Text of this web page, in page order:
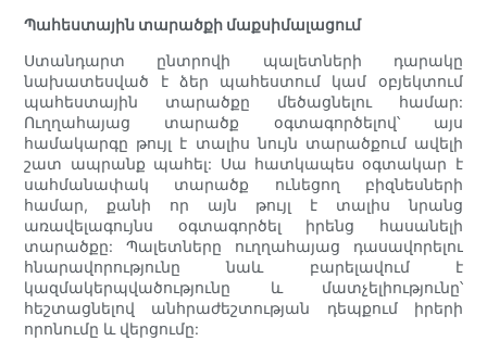
Պահեստային տարածքի մաքսիմալացում
Ստանդարտ ընտրովի պալետների դարակը
նախատեսված է ձեր պահեստում կամ օբյեկտում
պահեստային տարածքը մեծացնելու համար:
Ուղղահայաց տարածք օգտագործելով՝ այս
համակարգը թույլ է տալիս նույն տարածքում ավելի
շատ ապրանք պահել: Սա հատկապես օգտակար է
սահմանափակ տարածք ունեցող բիզնեսների
համար, քանի որ այն թույլ է տալիս նրանց
առավելագույնս օգտագործել իրենց հասանելի
տարածքը: Պալետները ուղղահայաց դասավորելու
հնարավորությունը նաև բարելավում է
կազմակերպվածությունը և մատչելիությունը՝
հեշտացնելով անհրաժեշտության դեպքում իրերի
որոնումը և վերցումը: